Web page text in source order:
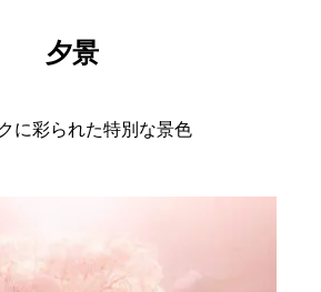
夕景
に彩られた特別な景色